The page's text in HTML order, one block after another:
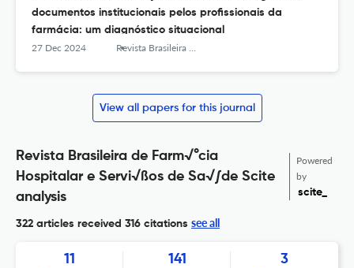
documentos institucionais pelos profissionais da
farmácia: um diagnóstico situacional
27 Dec 2024 Revista Brasileira de Farmácia Hospitalar e Serviços de Saúde
View all papers for this journal
Revista Brasileira de Farm√°cia
Hospitalar e Servi√ßos de Sa√∫de Scite
analysis
Powered
by
scite_
322 articles received 316 citations see all
11 141 3